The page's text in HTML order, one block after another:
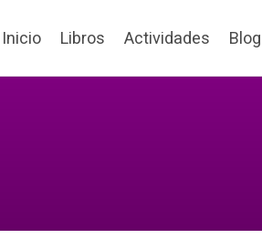
Inicio Libros Actividades Blog